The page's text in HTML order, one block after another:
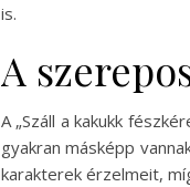
is.
A
A „Száll a kakukk
gyakran másképp
karakterek érzelmeit,